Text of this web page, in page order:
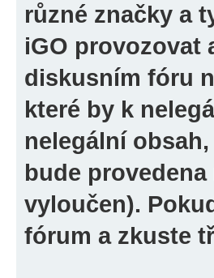
různé značky a
iGO provozovat
diskusním fóru
které by k
nelegální
bude
vyloučen).
fórum a zkuste